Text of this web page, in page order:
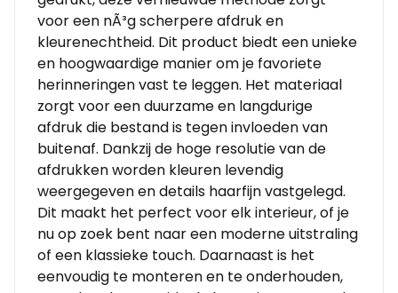
voor een nÃ³g scherpere afdruk en
kleurenechtheid. Dit product biedt een unieke
en hoogwaardige manier om je favoriete
herinneringen vast te leggen. Het materiaal
zorgt voor een duurzame en langdurige
afdruk die bestand is tegen invloeden van
buitenaf. Dankzij de hoge resolutie van de
afdrukken worden kleuren levendig
weergegeven en details haarfijn vastgelegd.
Dit maakt het perfect voor elk interieur, of je
nu op zoek bent naar een moderne uitstraling
of een klassieke touch. Daarnaast is het
eenvoudig te monteren en te onderhouden,